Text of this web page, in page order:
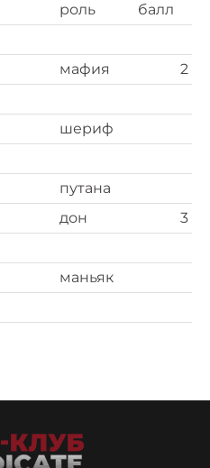
роль
балл
мафия
2
шериф
путана
дон
3
маньяк